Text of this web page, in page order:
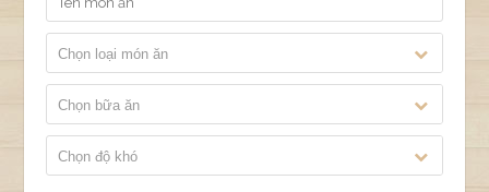
Chọn loại món ăn
Chọn bữa ăn
Chọn độ khó